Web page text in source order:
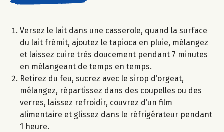
Versez le lait dans une casserole, quand la surface
du lait frémit, ajoutez le tapioca en pluie, mélangez
et laissez cuire très doucement pendant 7 minutes
en mélangeant de temps en temps.
Retirez du feu, sucrez avec le sirop d’orgeat,
mélangez, répartissez dans des coupelles ou des
verres, laissez refroidir, couvrez d’un film
alimentaire et glissez dans le réfrigérateur pendant
1 heure.